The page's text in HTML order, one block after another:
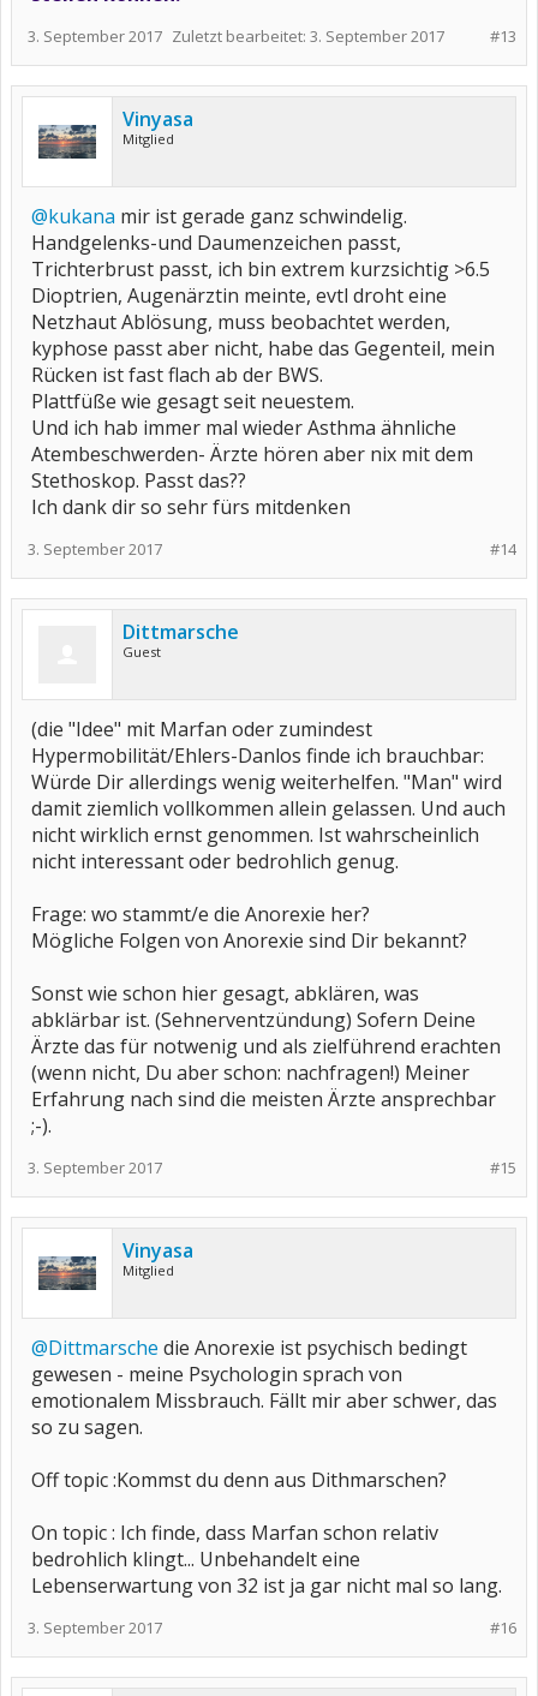
#13
3. September 2017 Zuletzt bearbeitet: 3. September 2017
Vinyasa
Mitglied
@kukana mir ist gerade ganz schwindelig.
Handgelenks-und Daumenzeichen passt,
Trichterbrust passt, ich bin extrem kurzsichtig >6.5
Dioptrien, Augenärztin meinte, evtl droht eine
Netzhaut Ablösung, muss beobachtet werden,
kyphose passt aber nicht, habe das Gegenteil, mein
Rücken ist fast flach ab der BWS.
Plattfüße wie gesagt seit neuestem.
Und ich hab immer mal wieder Asthma ähnliche
Atembeschwerden- Ärzte hören aber nix mit dem
Stethoskop. Passt das??
Ich dank dir so sehr fürs mitdenken
#14
3. September 2017
Dittmarsche
Guest
(die "Idee" mit Marfan oder zumindest
Hypermobilität/Ehlers-Danlos finde ich brauchbar:
Würde Dir allerdings wenig weiterhelfen. "Man" wird
damit ziemlich vollkommen allein gelassen. Und auch
nicht wirklich ernst genommen. Ist wahrscheinlich
nicht interessant oder bedrohlich genug.
Frage: wo stammt/e die Anorexie her?
Mögliche Folgen von Anorexie sind Dir bekannt?
Sonst wie schon hier gesagt, abklären, was
abklärbar ist. (Sehnerventzündung) Sofern Deine
Ärzte das für notwenig und als zielführend erachten
(wenn nicht, Du aber schon: nachfragen!) Meiner
Erfahrung nach sind die meisten Ärzte ansprechbar
;-).
#15
3. September 2017
Vinyasa
Mitglied
@Dittmarsche die Anorexie ist psychisch bedingt
gewesen - meine Psychologin sprach von
emotionalem Missbrauch. Fällt mir aber schwer, das
so zu sagen.
Off topic :Kommst du denn aus Dithmarschen?
On topic : Ich finde, dass Marfan schon relativ
bedrohlich klingt... Unbehandelt eine
Lebenserwartung von 32 ist ja gar nicht mal so lang.
#16
3. September 2017